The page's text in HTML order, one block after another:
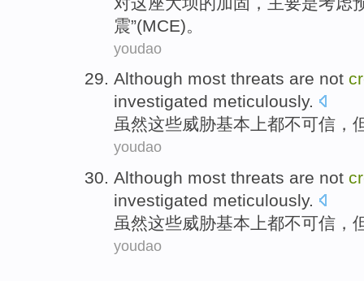
震”(MCE)。
youdao
Although most threats are not
investigated meticulously.
虽然这些威胁基本上都不可信 ，
youdao
Although most threats are not
investigated meticulously.
虽然这些威胁基本上都不可信 ，
youdao